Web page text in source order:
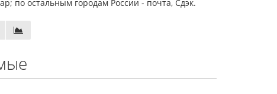
по остальным городам России - почта, Сдэк.